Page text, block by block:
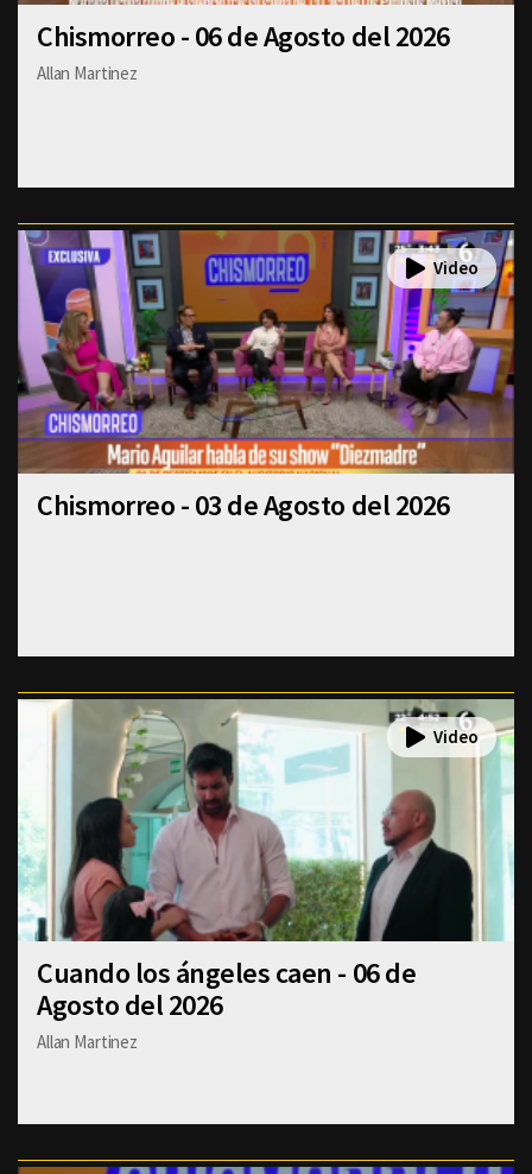
Chismorreo - 06 de Agosto del 2026
Allan Martinez
Chismorreo - 03 de Agosto del 2026
Cuando los ángeles caen - 06 de
Agosto del 2026
Allan Martinez